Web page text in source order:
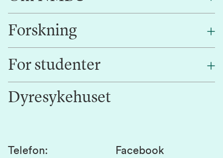
Om oss
Alumni
Kontakt oss
Forskning
Forskning
Innovasjon
For studenter
Studentlivet
Studier og emner
Dyresykehuset
Telefon:
Facebook